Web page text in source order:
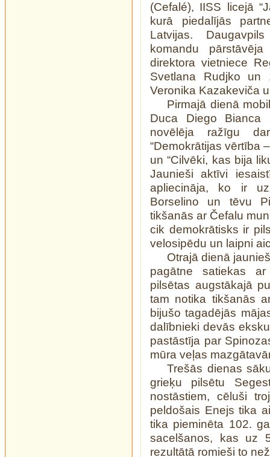
(Cefalé), IISS licejā
kurā piedalījās
Latvijas.
komandu
direktora vietniece
Svetlana Rudjko un
Veronika Kazakeviča
Pirmajā dienā
Duca Diego Bianca
novēlēja ražīgu
“Demokrātijas vērtība
un “Cilvēki, kas bija
Jaunieši aktīvi
apliecināja, ko ir
Borselino un tēvu
tikšanās ar Čefalu
cik demokrātisks ir
velosipēdu un laipni
Otrajā dienā
pagātne satiekas
pilsētas augstākajā
tam notika tikšanās
bijušo tagadējās
dalībnieki devās
pastāstīja par
mūra veļas
Trešās dienas
grieķu pilsētu
nostāstiem, cēluši
peldošais Enejs tika
tika pieminēta 102.
sacelšanos, kas uz
rezultātā romieši to